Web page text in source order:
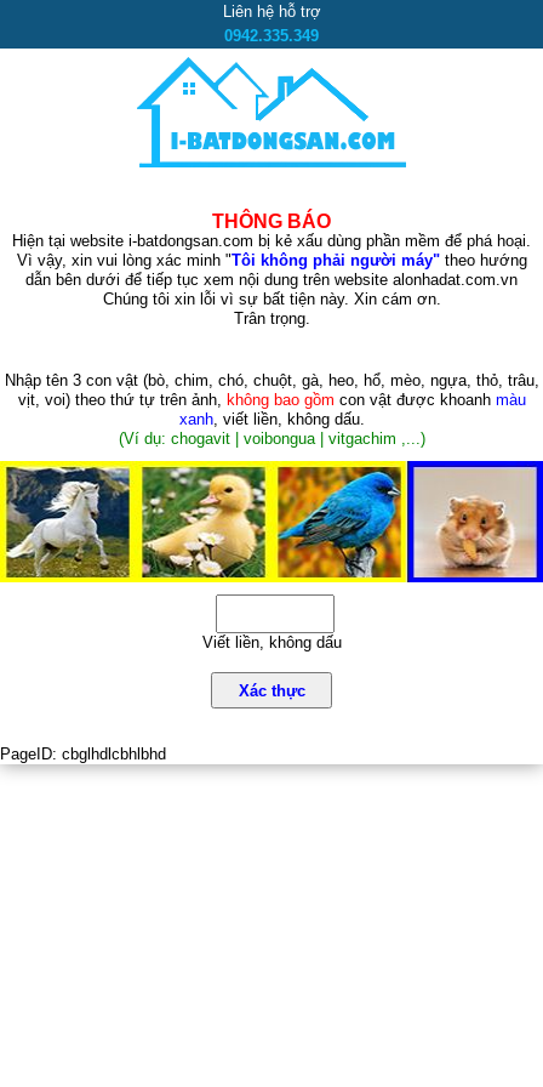
Liên hệ hỗ trợ
0942.335.349
THÔNG BÁO
Hiện tại website i-batdongsan.com bị kẻ xấu dùng phần mềm để phá hoại.
Vì vậy, xin vui lòng xác minh "Tôi không phải người máy"theo hướng
dẫn bên dưới để tiếp tục xem nội dung trên website alonhadat.com.vn
Chúng tôi xin lỗi vì sự bất tiện này. Xin cám ơn.
Trân trọng.
Nhập tên 3 con vật (bò, chim, chó, chuột, gà, heo, hổ, mèo, ngựa, thỏ, trâu,
vịt, voi)theo thứ tự trên ảnh, không bao gồm con vật được khoanh màu
xanh, viết liền, không dấu.
(Ví dụ: chogavit | voibongua | vitgachim ,...)
Viết liền, không dấu
Xác thực
PageID: cbglhdlcbhlbhd